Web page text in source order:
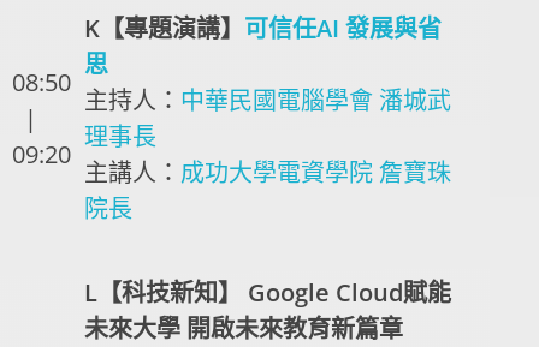
08:50
|
09:20
K【專題演講】 可信任AI 發展與省
思
主持人： 中華民國電腦學會 潘城武
理事長
主講人： 成功大學電資學院 詹寶珠
院長
L【科技新知】 Google Cloud賦能
未來大學 開啟未來教育新篇章